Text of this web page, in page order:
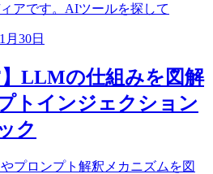
アです。AIツールを探して
月30日
】LLMの仕組みを図解
トインジェクション
ク
プロンプト解釈メカニズムを図